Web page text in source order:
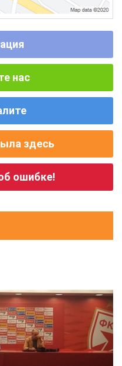
нас
здесь
ошибке!